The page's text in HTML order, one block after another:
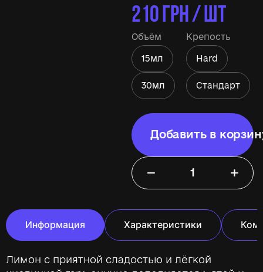
210ГРН / ШТ
Объём
15мл
30мл
Крепость
Hard
Стандарт
− +
Добавить в
Информация Характеристики
Лимон с приятной сладостью и лёгкой